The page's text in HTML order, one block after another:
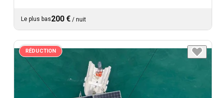
Le plus bas200 € / nuit
RÉDUCTION